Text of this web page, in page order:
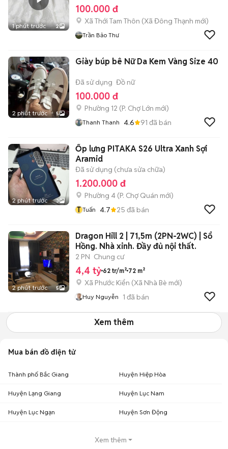
1 phút trước 2
100.000 đ
Xã Thới Tam Thôn (Xã Đông Thạnh mới)
Trần Bảo Thư
2 phút trước 5
Giày búp bê Nữ Da Kem Vàng Size 40
Đã sử dụng Đồ nữ
100.000 đ
Phường 12 (P. Chợ Lớn mới)
Thanh Thanh 4.6 91 đã bán
2 phút trước 3
Ốp lưng PITAKA S26 Ultra Xanh Sợi
Aramid
Đã sử dụng (chưa sửa chữa)
1.200.000 đ
Phường 4 (P. Chợ Quán mới)
T Tuấn 4.7 25 đã bán
2 phút trước 5
Dragon Hill 2 | 71,5m (2PN-2WC) | Sổ
Hồng. Nhà xinh. Đầy đủ nội thất.
2 PN Chung cư
4,4 tỷ 62 tr/m² 72 m²
Xã Phước Kiển (Xã Nhà Bè mới)
Huy Nguyễn 1 đã bán
Xem thêm
Mua bán đồ điện tử
Thành phố Bắc Giang Huyện Hiệp Hòa
Huyện Lạng Giang Huyện Lục Nam
Huyện Lục Ngạn Huyện Sơn Động
Xem thêm